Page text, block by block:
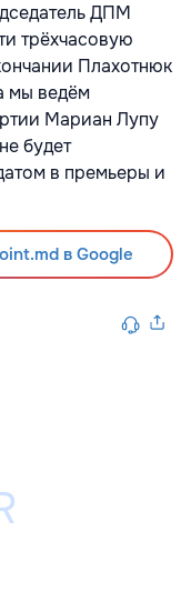
ДПМ
трёхчасовую
Плахотнюк
мы ведём
Мариан Лупу
будет
в премьеры и
в Google